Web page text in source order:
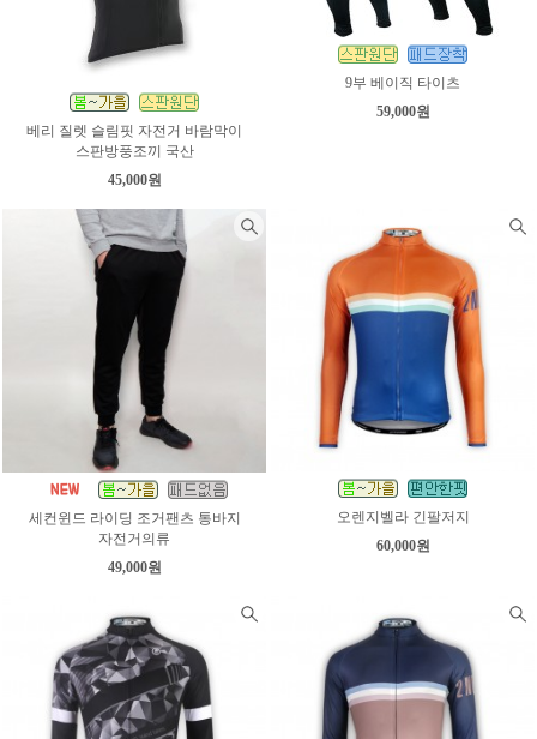
베리 질렛 슬림핏 자전거 바람막이
스판방풍조끼 국산
45,000원
9부 베이직 타이츠
59,000원
세컨윈드 라이딩 조거팬츠 통바지
자전거의류
49,000원
오렌지벨라 긴팔저지
60,000원